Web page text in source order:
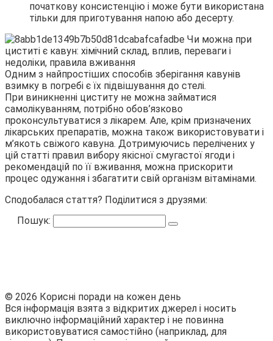
початкову консистенцію і може бути використана
тільки для приготування напою або десерту.
Одним з найпростіших способів зберігання кавунів
взимку в погребі є їх підвішування до стелі.
При виникненні циститу не можна займатися
самолікуванням, потрібно обов’язково
проконсультуватися з лікарем. Але, крім призначених
лікарських препаратів, можна також використовувати і
м’якоть свіжого кавуна. Дотримуючись перелічених у
цій статті правил вибору якісної смугастої ягоди і
рекомендацій по її вживання, можна прискорити
процес одужання і збагатити свій організм вітамінами.
Сподобалася стаття? Поділитися з друзями:
Пошук:
© 2026 Корисні поради на кожен день
Вся інформація взята з відкритих джерел і носить
виключно інформаційний характер і не повинна
використовуватися самостійно (наприклад, для